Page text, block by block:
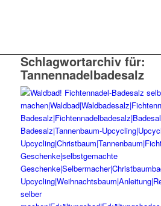
Schlagwortarchiv für:
Tannennadelbadesalz